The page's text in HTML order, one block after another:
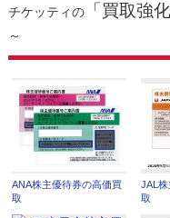
チケッティの「買取強化
～
ANA株主優待券の高価買
取
JAL
取